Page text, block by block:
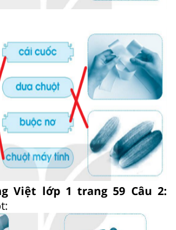
Việt lớp 1 trang 59 Câu 2: